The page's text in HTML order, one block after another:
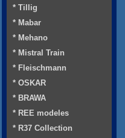
* Tillig
* Mabar
* Mehano
* Mistral Train
* Fleischmann
* OSKAR
* BRAWA
* REE modeles
* R37 Collection